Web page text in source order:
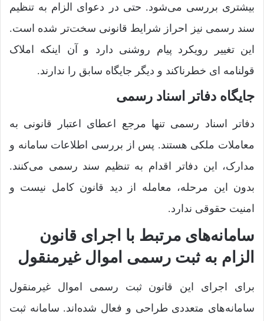
بیشتری بررسی می‌شود. حتی در دعوای الزام به تنظیم
سند رسمی نیز احراز شرایط قانونی سخت‌تر شده است.
این تغییر رویکرد پیام روشنی دارد و آن اینکه املاک
قولنامه ای خطرناکند و دیگر جایگاه سابق را ندارند.
جایگاه دفاتر اسناد رسمی
دفاتر اسناد رسمی تنها مرجع اعطای اعتبار قانونی به
معاملات ملکی هستند. پس از بررسی اطلاعات سامانه و
مدارک، این دفاتر اقدام به تنظیم سند رسمی می‌کنند.
بدون این مرحله، معامله از دید قانون کامل نیست و
امنیت حقوقی ندارد.
سامانه‌های مرتبط با اجرای قانون
الزام به ثبت رسمی اموال غیرمنقول
برای اجرای این قانون ثبت رسمی اموال غیرمنقول
سامانه‌های متعددی طراحی و فعال شده‌اند. سامانه ثبت